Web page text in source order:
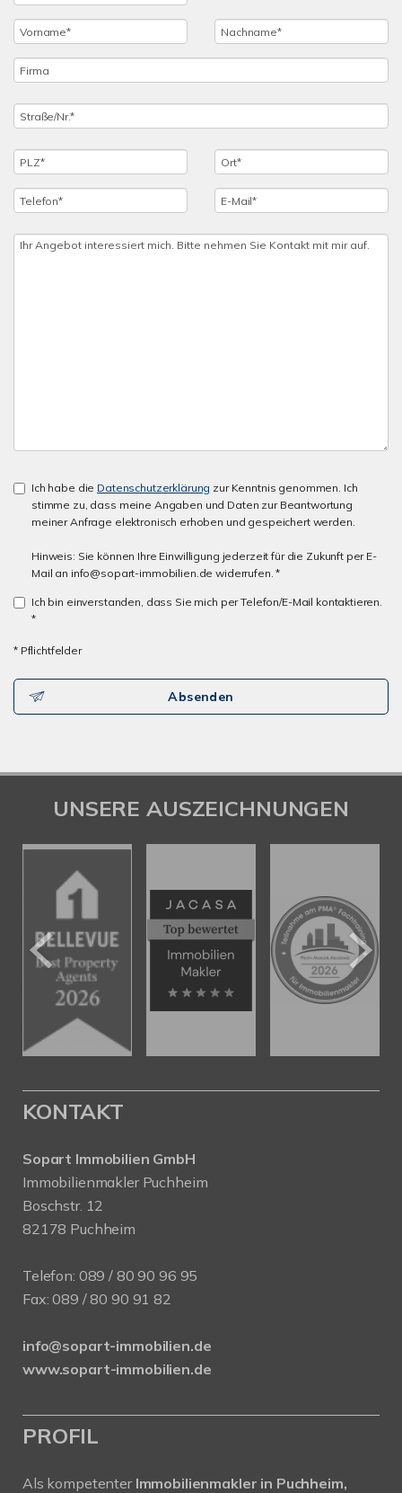
Ich habe die Datenschutzerklärung zur Kenntnis genommen. Ich
stimme zu, dass meine Angaben und Daten zur Beantwortung
meiner Anfrage elektronisch erhoben und gespeichert werden.
Hinweis: Sie können Ihre Einwilligung jederzeit für die Zukunft per E-
Mail an info@sopart-immobilien.de widerrufen. *
Ich bin einverstanden, dass Sie mich per Telefon/E-Mail kontaktieren.
*
* Pflichtfelder
Absenden
UNSERE AUSZEICHNUNGEN
KONTAKT
Sopart Immobilien GmbH
Immobilienmakler Puchheim
Boschstr. 12
82178 Puchheim
Telefon: 089 / 80 90 96 95
Fax: 089 / 80 90 91 82
info@sopart-immobilien.de
www.sopart-immobilien.de
PROFIL
Als kompetenter Immobilienmakler in Puchheim,